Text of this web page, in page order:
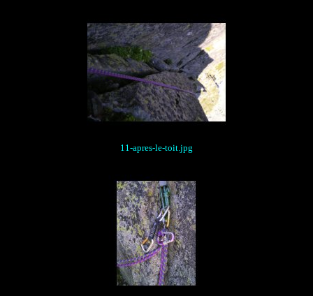
11-apres-le-toit.jpg